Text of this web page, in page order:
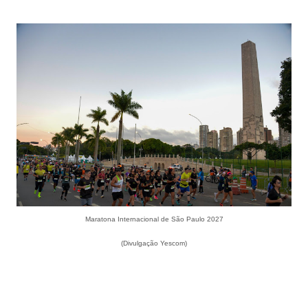
Maratona Internacional de São Paulo 2027
(Divulgação Yescom)